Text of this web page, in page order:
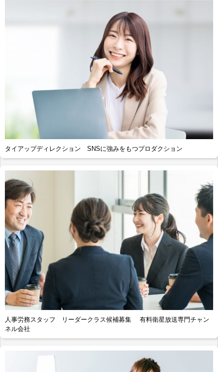
タイアップディレクション SNSに強みをもつプロダクション
人事労務スタッフ リーダークラス候補募集 有料衛星放送専門チャン
ネル会社